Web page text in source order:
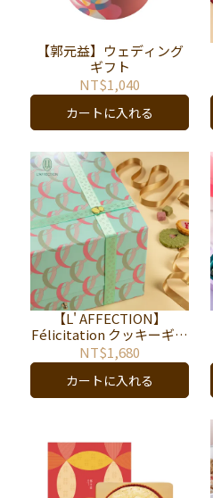
【郭元益】ウェディング
ギフト
NT$1,040
カートに入れる
【L' AFFECTION】
Félicitation クッキーギフ
ト
NT$1,680
カートに入れる